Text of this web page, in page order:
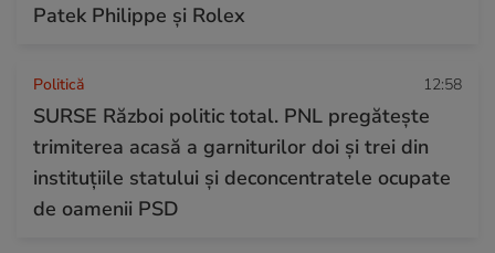
Patek Philippe și Rolex
Politică 12:58
SURSE Război politic total. PNL pregătește
trimiterea acasă a garniturilor doi și trei din
instituțiile statului și deconcentratele ocupate
de oamenii PSD